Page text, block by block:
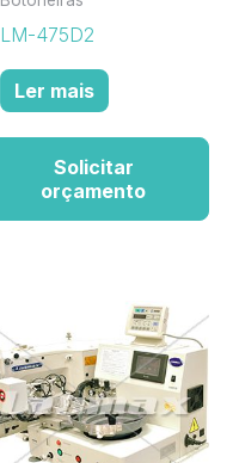
LM-475D2
Ler mais
Solicitar
orçamento